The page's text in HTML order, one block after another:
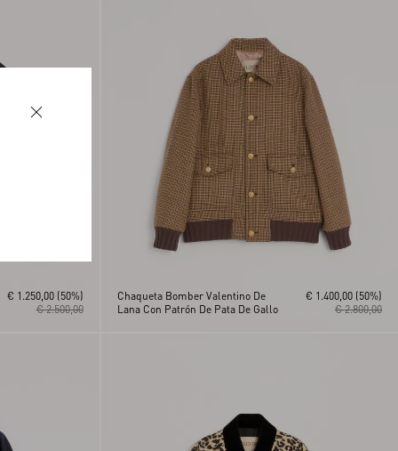
€ 2.500,00
€ 1.250,00 (50%)
Chaqueta Bomber Valentino De
Lana Con Patrón De Pata De Gallo
€ 2.800,00
€ 1.400,00 (50%)